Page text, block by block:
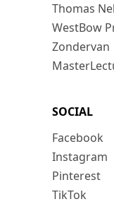
Thomas
WestBow
Zondervan
SOCIAL
Facebook
Instagram
Pinterest
TikTok